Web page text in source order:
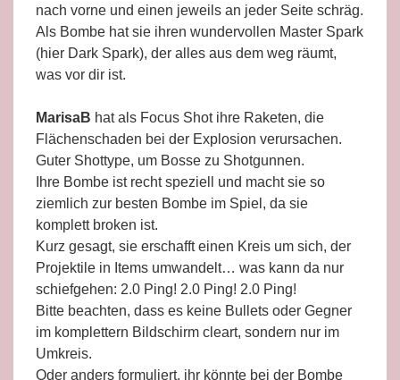
nach vorne und einen jeweils an jeder Seite schräg.
Als Bombe hat sie ihren wundervollen Master Spark
(hier Dark Spark), der alles aus dem weg räumt,
was vor dir ist.
MarisaB hat als Focus Shot ihre Raketen, die
Flächenschaden bei der Explosion verursachen.
Guter Shottype, um Bosse zu Shotgunnen.
Ihre Bombe ist recht speziell und macht sie so
ziemlich zur besten Bombe im Spiel, da sie
komplett broken ist.
Kurz gesagt, sie erschafft einen Kreis um sich, der
Projektile in Items umwandelt… was kann da nur
schiefgehen: 2.0 Ping! 2.0 Ping! 2.0 Ping!
Bitte beachten, dass es keine Bullets oder Gegner
im komplettern Bildschirm cleart, sondern nur im
Umkreis.
Oder anders formuliert, ihr könnte bei der Bombe